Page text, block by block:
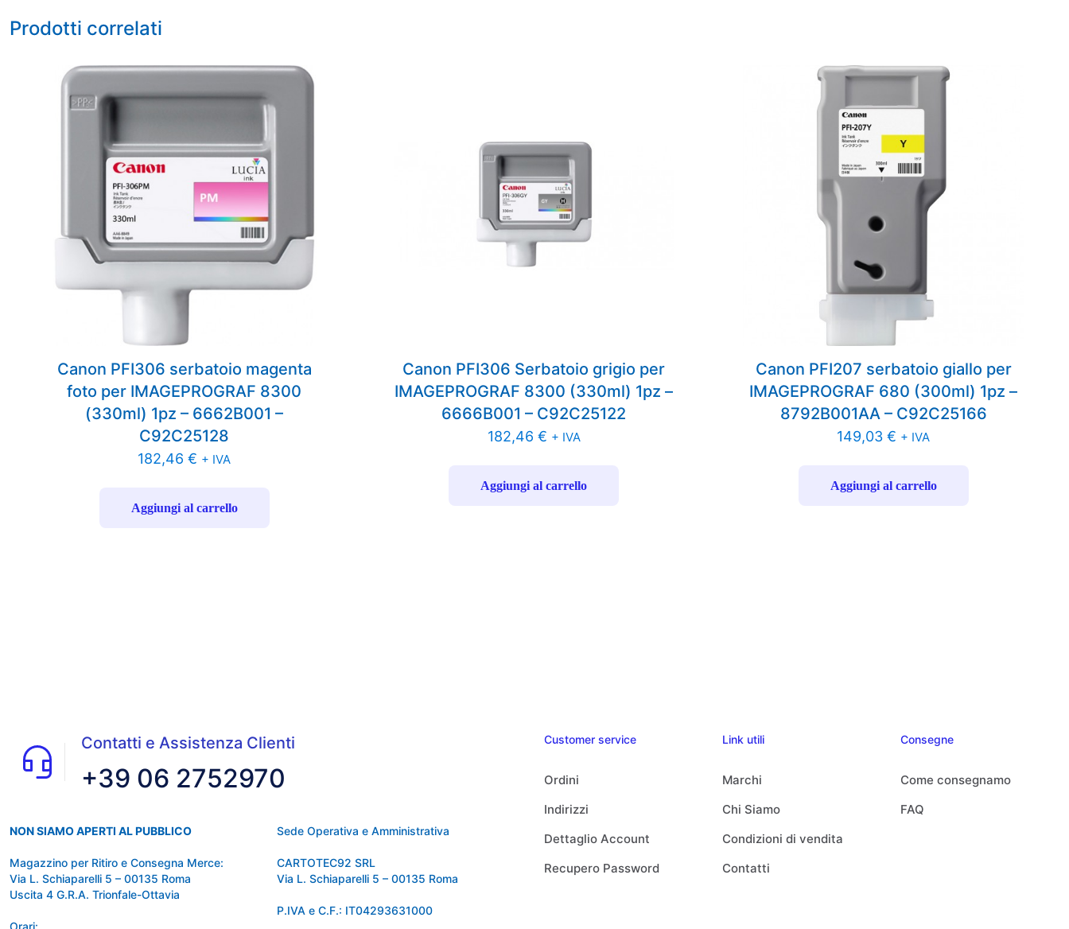
Prodotti correlati
Canon PFI306 serbatoio magenta
foto per IMAGEPROGRAF 8300
(330ml) 1pz – 6662B001 –
C92C25128
182,46€ + IVA
Aggiungi al carrello
Canon PFI306 Serbatoio grigio per
IMAGEPROGRAF 8300 (330ml) 1pz –
6666B001 – C92C25122
182,46 € + IVA
Aggiungi al carrello
Canon PFI207 serbatoio giallo per
IMAGEPROGRAF 680 (300ml) 1pz –
8792B001AA – C92C25166
149,03€ + IVA
Aggiungi al carrello
Contatti e Assistenza Clienti
+39 06 2752970
NON SIAMO APERTI AL PUBBLICO
Magazzino per Ritiro e Consegna Merce:
Via L. Schiaparelli 5 – 00135 Roma
Uscita 4 G.R.A. Trionfale-Ottavia
Sede Operativa e Amministrativa
CARTOTEC92 SRL
Via L. Schiaparelli 5 – 00135 Roma
P.IVA e C.F.: IT04293631000
Customer service
Ordini
Indirizzi
Dettaglio Account
Recupero Password
Link utili
Marchi
Chi Siamo
Condizioni di vendita
Contatti
Consegne
Come consegnamo
FAQ